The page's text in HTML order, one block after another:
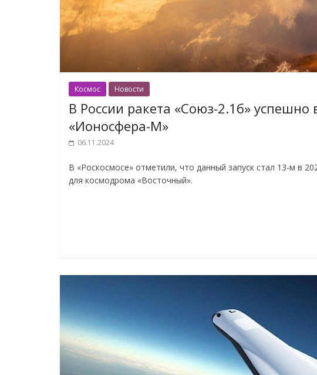
Космос Новости
В России ракета «Союз-2.1б» успешно
«Ионосфера-М»
06.11.2024
В «Роскосмосе» отметили, что данный запуск стал 13-м в
для космодрома «Восточный».